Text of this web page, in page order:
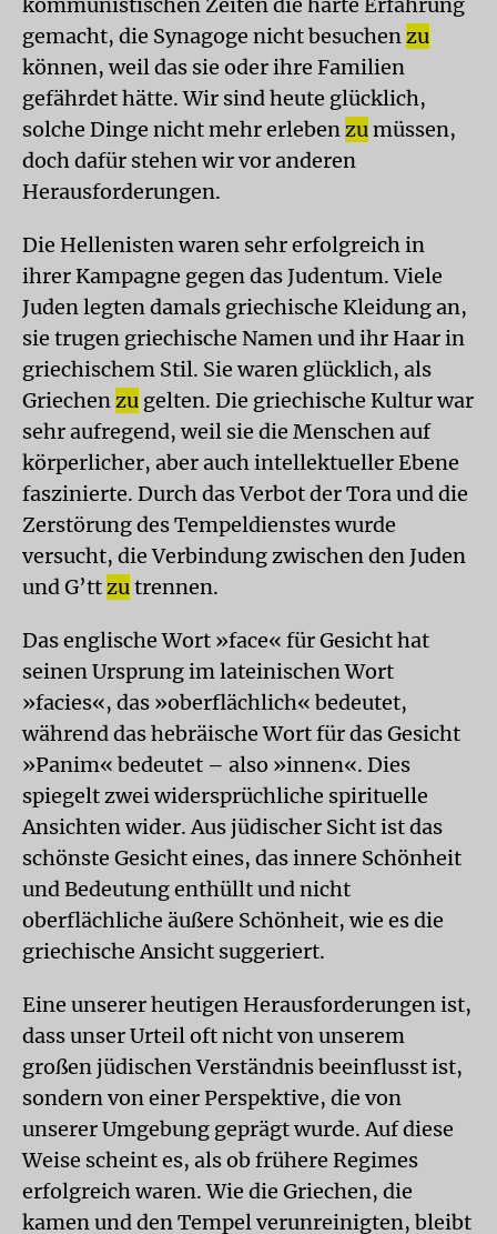
gemacht, die Synagoge nicht besuchen zu
können, weil das sie oder ihre Familien
gefährdet hätte. Wir sind heute glücklich,
solche Dinge nicht mehr erleben zu müssen,
doch dafür stehen wir vor anderen
Herausforderungen.
Die Hellenisten waren sehr erfolgreich in
ihrer Kampagne gegen das Judentum. Viele
Juden legten damals griechische Kleidung an,
sie trugen griechische Namen und ihr Haar in
griechischem Stil. Sie waren glücklich, als
Griechen zu gelten. Die griechische Kultur war
sehr aufregend, weil sie die Menschen auf
körperlicher, aber auch intellektueller Ebene
faszinierte. Durch das Verbot der Tora und die
Zerstörung des Tempeldienstes wurde
versucht, die Verbindung zwischen den Juden
und G’tt zu trennen.
Das englische Wort »face« für Gesicht hat
seinen Ursprung im lateinischen Wort
»facies«, das »oberflächlich« bedeutet,
während das hebräische Wort für das Gesicht
»Panim« bedeutet – also »innen«. Dies
spiegelt zwei widersprüchliche spirituelle
Ansichten wider. Aus jüdischer Sicht ist das
schönste Gesicht eines, das innere Schönheit
und Bedeutung enthüllt und nicht
oberflächliche äußere Schönheit, wie es die
griechische Ansicht suggeriert.
Eine unserer heutigen Herausforderungen ist,
dass unser Urteil oft nicht von unserem
großen jüdischen Verständnis beeinflusst ist,
sondern von einer Perspektive, die von
unserer Umgebung geprägt wurde. Auf diese
Weise scheint es, als ob frühere Regimes
erfolgreich waren. Wie die Griechen, die
kamen und den Tempel verunreinigten, bleibt